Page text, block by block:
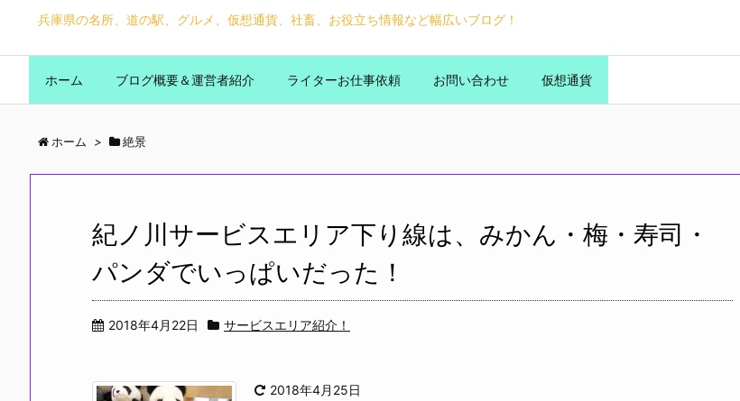
兵庫県の名所、道の駅、グルメ、仮想通貨、社畜、お役立ち情報など幅広いブログ！
ホーム ブログ概要＆運営者紹介 ライターお仕事依頼 お問い合わせ 仮想通貨
ホーム > 絶景
紀ノ川サービスエリア下り線は、みかん・梅・寿司・
パンダでいっぱいだった！
2018年4月22日 サービスエリア紹介！
2018年4月25日